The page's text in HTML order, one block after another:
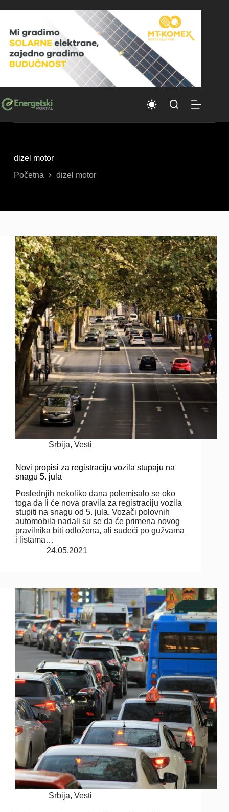
to
dizel motor
Početna
dizel motor
Srbija,Vesti
Novi propisi za registraciju vozila stupaju na
snagu 5. jula
Poslednjih nekoliko dana polemisalo se oko
toga da li će nova pravila za registraciju vozila
stupiti na snagu od 5. jula. Vozači polovnih
automobila nadali su se da će primena novog
pravilnika biti odložena, ali sudeći po gužvama
i listama…
24.05.2021
Srbija,Vesti